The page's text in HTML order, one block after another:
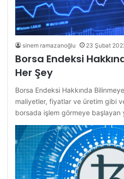
sinem ramazanoğlu 23 Şubat
Borsa Endeksi
Her Şey
Borsa Endeksi Hakkında
maliyetler, fiyatlar ve üretim gibi
borsada işlem görmeye başlayan